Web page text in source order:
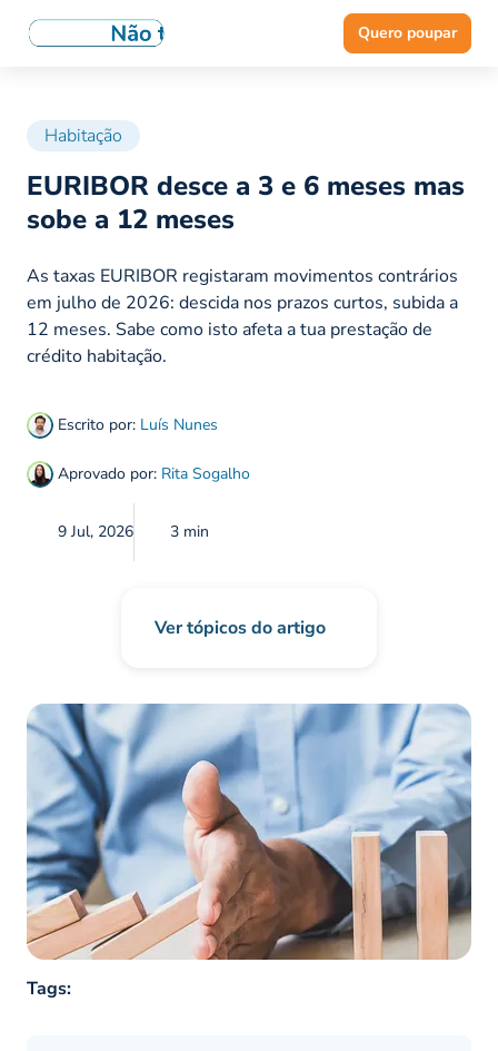
Quero poupar
Habitação
EURIBOR desce a 3 e 6 meses mas
sobe a 12 meses
Escrito por: Luís Nunes
Aprovado por: Rita Sogalho
9 Jul, 2026 3 min
As taxas EURIBOR registaram movimentos contrários
em julho de 2026: descida nos prazos curtos, subida a
12 meses. Sabe como isto afeta a tua prestação de
crédito habitação.
Ver tópicos do artigo
Tags: